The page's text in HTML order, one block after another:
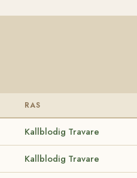
RAS
Kallblodig Travare
Kallblodig Travare